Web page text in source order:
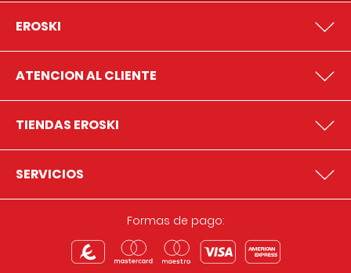
EROSKI
ATENCION AL CLIENTE
TIENDAS EROSKI
SERVICIOS
Formas de pago: